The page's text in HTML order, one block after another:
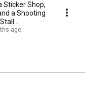
Sticker Shop,
a Shooting
ago